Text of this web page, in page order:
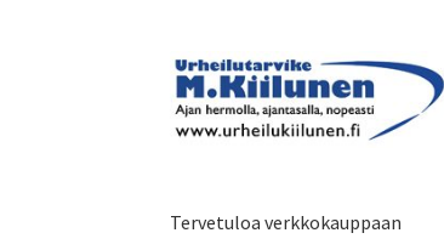
Siirry
navigointiin
Siirry
sisältöön
Tervetuloa verkkokauppaan